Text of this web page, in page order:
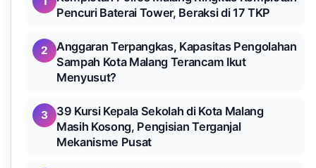
Pencuri Baterai Tower, Beraksi di 17 TKP
2
Anggaran Terpangkas, Kapasitas Pengolahan
Sampah Kota Malang Terancam Ikut
Menyusut?
3
39 Kursi Kepala Sekolah di Kota Malang
Masih Kosong, Pengisian Terganjal
Mekanisme Pusat